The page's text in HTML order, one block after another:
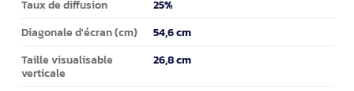
Taux de diffusion 25%
Diagonale d'écran (cm) 54,6 cm
Taille visualisable
verticale
26,8 cm